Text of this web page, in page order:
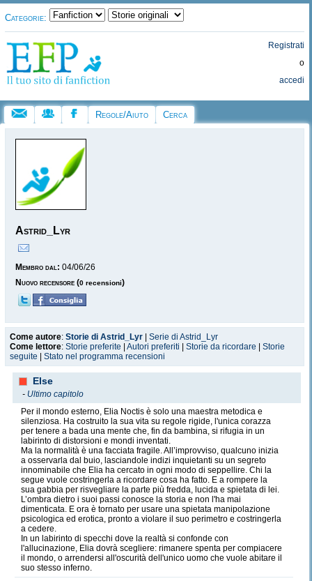
Categorie:
Registrati
o
accedi
Regole/Aiuto Cerca
Astrid_Lyr
Membro dal: 04/06/26
Nuovo recensore (0 recensioni)
Come autore: Storie di Astrid_Lyr
Serie di Astrid_Lyr
Come lettore: Storie preferite Autori preferiti Storie da ricordare
Storie
seguite
Stato nel programma recensioni
Else
- Ultimo capitolo
Per il mondo esterno, Elia Noctis è solo una maestra metodica e
silenziosa. Ha costruito la sua vita su regole rigide, l'unica corazza
per tenere a bada una mente che, fin da bambina, si rifugia in un
labirinto di distorsioni e mondi inventati.
Ma la normalità è una facciata fragile. All’improvviso, qualcuno inizia
a osservarla dal buio, lasciandole indizi inquietanti su un segreto
innominabile che Elia ha cercato in ogni modo di seppellire. Chi la
segue vuole costringerla a ricordare cosa ha fatto. E a rompere la
sua gabbia per risvegliare la parte più fredda, lucida e spietata di lei.
L’ombra dietro i suoi passi conosce la storia e non l'ha mai
dimenticata. E ora è tornato per usare una spietata manipolazione
psicologica ed erotica, pronto a violare il suo perimetro e costringerla
a cedere.
In un labirinto di specchi dove la realtà si confonde con
l'allucinazione, Elia dovrà scegliere: rimanere spenta per compiacere
il mondo, o arrendersi all'oscurità dell'unico uomo che vuole abitare il
suo stesso inferno.